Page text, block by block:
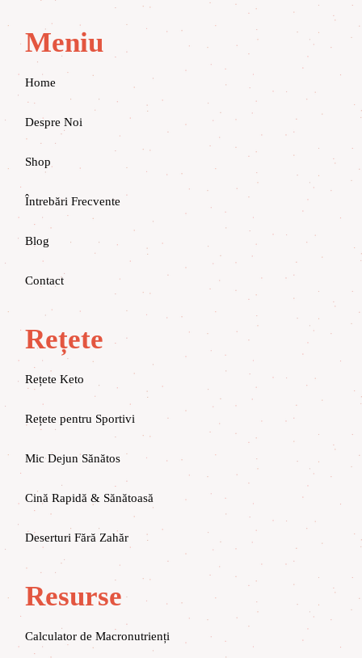
Meniu
Home
Despre Noi
Shop
Întrebări Frecvente
Blog
Contact
Rețete
Rețete Keto
Rețete pentru Sportivi
Mic Dejun Sănătos
Cină Rapidă & Sănătoasă
Deserturi Fără Zahăr
Resurse
Calculator de Macronutrienți